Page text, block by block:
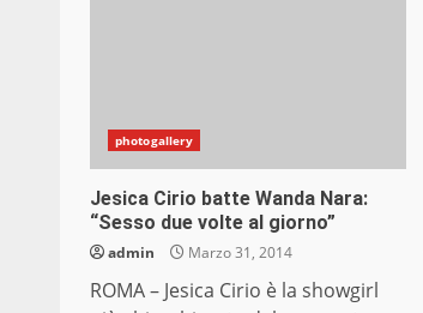
photogallery
Jesica Cirio batte Wanda Nara:
“Sesso due volte al giorno”
admin Marzo 31, 2014
ROMA – Jesica Cirio è la showgirl